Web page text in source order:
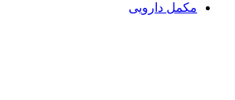
مکمل دارویی